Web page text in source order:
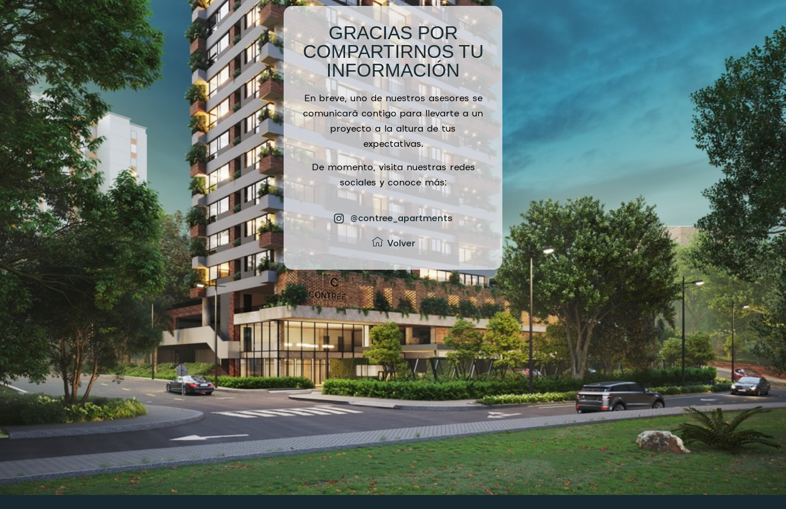
GRACIAS POR
COMPARTIRNOS TU
INFORMACIÓN
En breve, uno de nuestros asesores se
comunicará contigo para llevarte a un
proyecto a la altura de tus
expectativas.
De momento, visita nuestras redes
sociales y conoce más:
@contree_apartments
Volver